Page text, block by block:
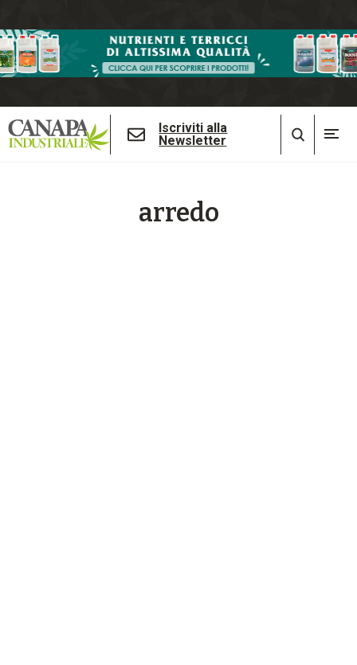
Iscriviti alla
Newsletter
arredo